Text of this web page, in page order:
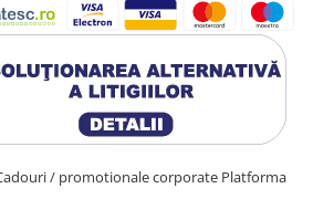
/ promotionale corporate Platforma